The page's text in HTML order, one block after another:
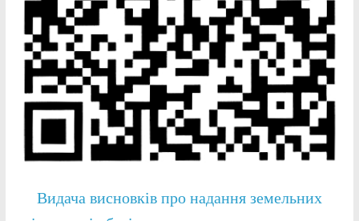
Видача висновків про надання земельних